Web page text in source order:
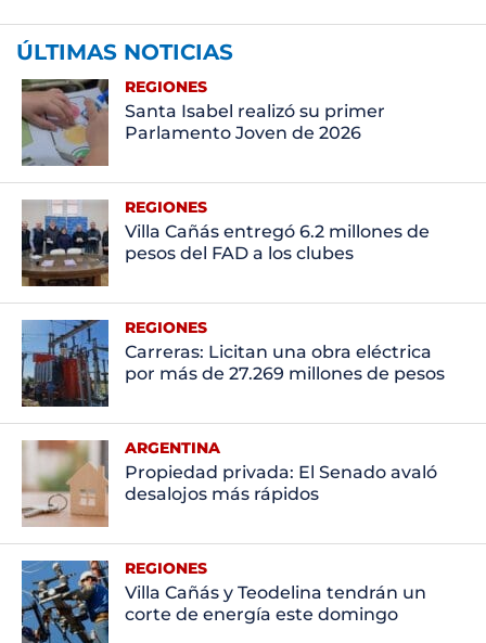
ÚLTIMAS NOTICIAS
REGIONES
Santa Isabel realizó su primer
Parlamento Joven de 2026
REGIONES
Villa Cañás entregó 6.2 millones de
pesos del FAD a los clubes
REGIONES
Carreras: Licitan una obra eléctrica
por más de 27.269 millones de pesos
ARGENTINA
Propiedad privada: El Senado avaló
desalojos más rápidos
REGIONES
Villa Cañás y Teodelina tendrán un
corte de energía este domingo